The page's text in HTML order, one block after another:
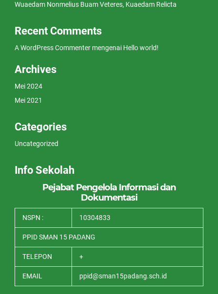
Wuaedam Nonmelius Buam Veteres, Kuaedam Relicta
Recent Comments
A WordPress Commenter mengenai Hello world!
Archives
Mei 2024
Mei 2021
Categories
Uncategorized
Info Sekolah
Pejabat Pengelola Informasi dan
Dokumentasi
NSPN : 10304833
PPID SMAN 15 PADANG
TELEPON +
EMAIL ppid@sman15padang.sch.id